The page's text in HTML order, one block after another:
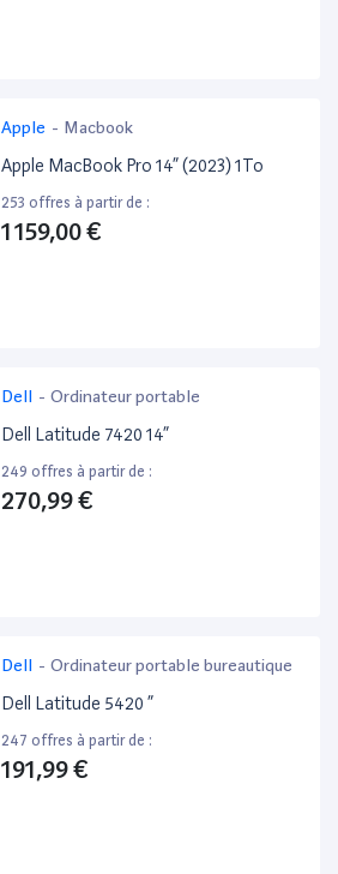
Apple - Macbook
Apple MacBook Pro 14” (2023) 1To
253 offres à partir de :
1 159,00 €
Dell - Ordinateur portable
Dell Latitude 7420 14”
249 offres à partir de :
270,99 €
Dell - Ordinateur portable bureautique
Dell Latitude 5420 ”
247 offres à partir de :
191,99 €